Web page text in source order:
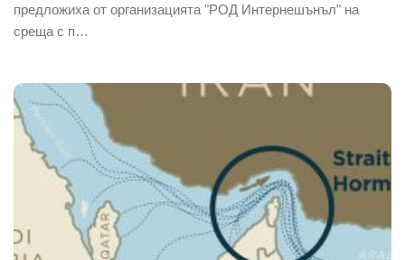
предложиха от организацията "РОД Интернешънъл" на
среща с п…